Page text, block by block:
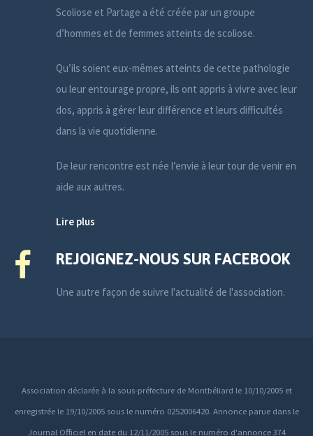
Scoliose et Partage a été créée par un groupe
d’hommes et de femmes atteints de scoliose.
Qu’ils soient eux-mêmes atteints de cette pathologie
ou leur entourage propre, ils ont appris à vivre avec leur
dos, appris à gérer leur différence et leurs difficultés
dans la vie quotidienne.
De leur rencontre est née l’envie à leur tour de venir en
aide aux autres.
Lire plus
REJOIGNEZ-NOUS SUR FACEBOOK
Une autre façon de suivre l'actualité de l'association.
Association déclarée à la sous-préfecture de Montbéliard le 10/10/2005 et
enregistrée le 19/10/2005 sous le numéro 0252006420. Annonce parue dans le
Journal Officiel en date du 12/11/2005 sous le numéro d'annonce 374